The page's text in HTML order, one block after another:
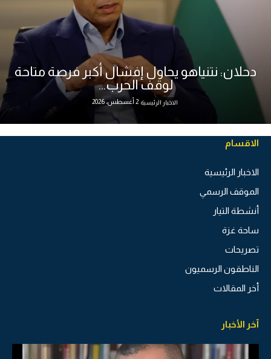
دحلان: نتنياهو يحاول إفشال أكبر فرصة متاحة
لوقف الحرب...
الاخبار الرئيسية 2 أغسطس، 2026
الاقسام
الاخبار الرئيسية
الموقف الرسمي
أنشطة التيار
ساحة غزة
تصريحات
الناطقون الرسميون
أخر المقالات
آخر الأخبار